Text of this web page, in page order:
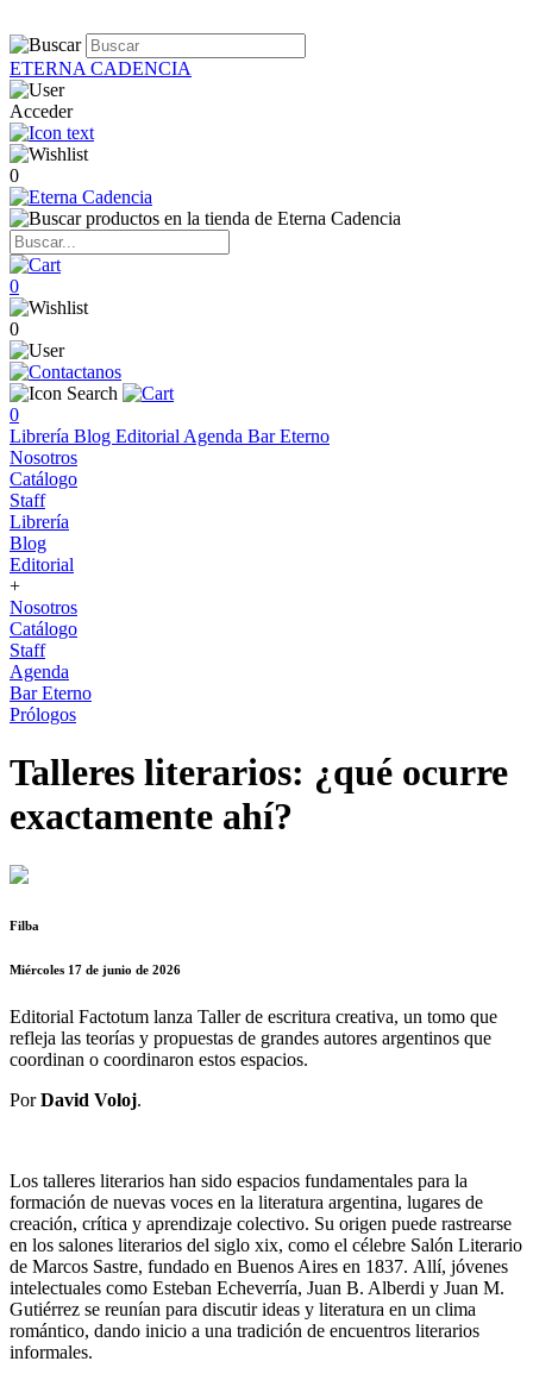
ETERNA CADENCIA
Acceder
0
0
0
0
Librería Blog Editorial Agenda Bar Eterno
Nosotros
Catálogo
Staff
Librería
Blog
Editorial
+
Nosotros
Catálogo
Staff
Agenda
Bar Eterno
Prólogos
Talleres literarios: ¿qué ocurre
exactamente ahí?
Filba
Miércoles 17 de junio de 2026
Editorial Factotum lanza Taller de escritura creativa, un tomo que
refleja las teorías y propuestas de grandes autores argentinos que
coordinan o coordinaron estos espacios.
PorDavid Voloj.
Los talleres literarios han sido espacios fundamentales para la
formación de nuevas voces en la literatura argentina, lugares de
creación, crítica y aprendizaje colectivo. Su origen puede rastrearse
en los salones literarios del siglo xix, como el célebre Salón Literario
de Marcos Sastre, fundado en Buenos Aires en 1837. Allí, jóvenes
intelectuales como Esteban Echeverría, Juan B. Alberdi y Juan M.
Gutiérrez se reunían para discutir ideas y literatura en un clima
romántico, dando inicio a una tradición de encuentros literarios
informales.